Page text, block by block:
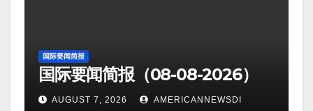
国际要闻简报
国际要闻简报（08-08-2026）
AUGUST 7, 2026 AMERICANNEWSDI